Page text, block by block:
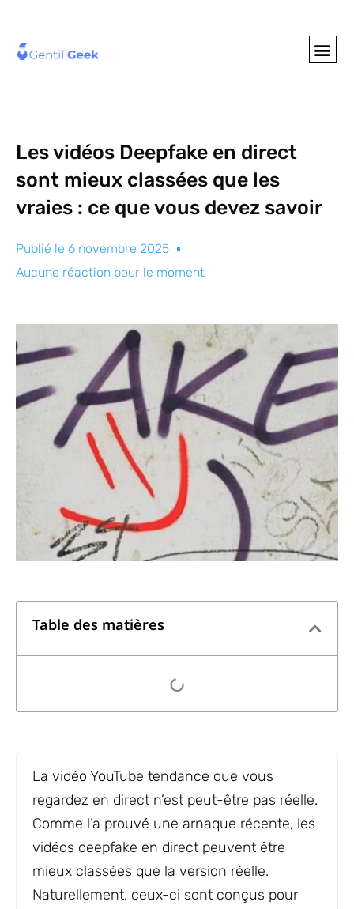
Les vidéos Deepfake en direct
sont mieux classées que les
vraies : ce que vous devez savoir
Publié le 6 novembre 2025
Aucune réaction pour le moment
Table des matières
La vidéo YouTube tendance que vous
regardez en direct n’est peut-être pas réelle.
Comme l’a prouvé une arnaque récente, les
vidéos deepfake en direct peuvent être
mieux classées que la version réelle.
Naturellement, ceux-ci sont conçus pour